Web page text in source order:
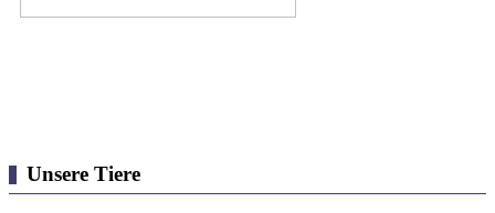
Unsere Tiere